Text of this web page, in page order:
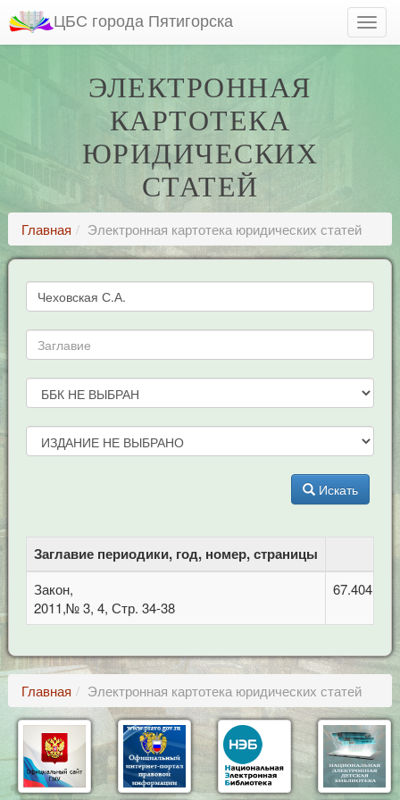
ЦБС города Пятигорска
ЭЛЕКТРОННАЯ
КАРТОТЕКА
ЮРИДИЧЕСКИХ
СТАТЕЙ
Главная Электронная картотека юридических статей
Искать
Заглавие периодики, год, номер, страницы
Закон,
2011,№ 3, 4, Стр. 34-38
67.404
Главная Электронная картотека юридических статей